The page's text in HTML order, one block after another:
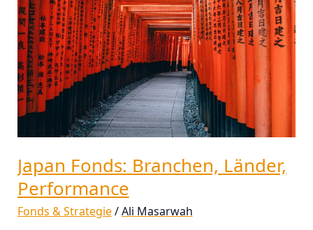
Japan Fonds: Branchen, Länder,
Performance
Fonds & Strategie/Ali Masarwah
Länder,
Performance